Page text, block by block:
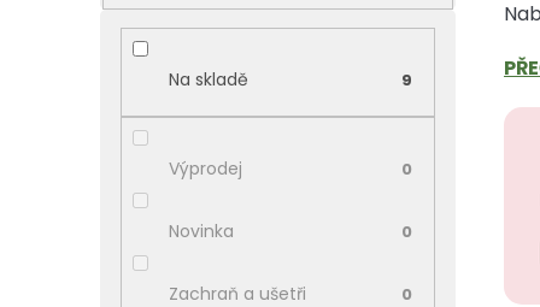
a
Na skladě 9
Výprodej 0
Novinka 0
Zachraň a ušetři 0